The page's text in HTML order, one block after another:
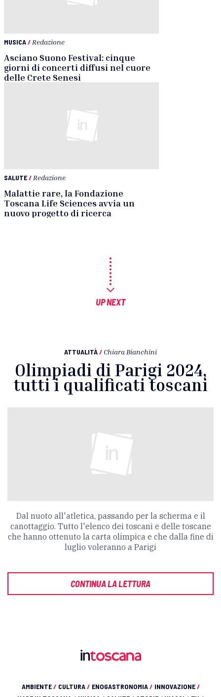
MUSICA/ Redazione
Asciano Suono Festival: cinque
giorni di concerti diffusi nel cuore
delle Crete Senesi
SALUTE/ Redazione
Malattie rare, la Fondazione
Toscana Life Sciences avvia un
nuovo progetto di ricerca
UP NEXT
ATTUALITÀ/ Chiara Bianchini
Olimpiadi di Parigi 2024,
tutti i qualificati toscani
Dal nuoto all'atletica, passando per la scherma e il
canottaggio. Tutto l'elenco dei toscani e delle toscane
che hanno ottenuto la carta olimpica e che dalla fine di
luglio voleranno a Parigi
CONTINUA LA LETTURA
AMBIENTE/ CULTURA/ ENOGASTRONOMIA/ INNOVAZIONE/